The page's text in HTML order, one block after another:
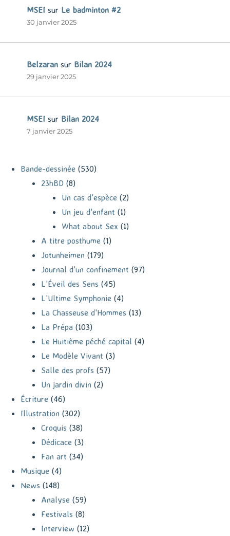
MSEI sur Le badminton #2
30 janvier 2025
Belzaran sur Bilan 2024
29 janvier 2025
MSEI sur Bilan 2024
7 janvier 2025
Bande-dessinée (530)
23hBD (8)
Un cas d'espèce (2)
Un jeu d'enfant (1)
What about Sex (1)
A titre posthume (1)
Jotunheimen (179)
Journal d'un confinement (97)
L'Éveil des Sens (45)
L'Ultime Symphonie (4)
La Chasseuse d'Hommes (13)
La Prépa (103)
Le Huitième péché capital (4)
Le Modèle Vivant (3)
Salle des profs (57)
Un jardin divin (2)
Écriture (46)
Illustration (302)
Croquis (38)
Dédicace (3)
Fan art (34)
Musique (4)
News (148)
Analyse (59)
Festivals (8)
Interview (12)